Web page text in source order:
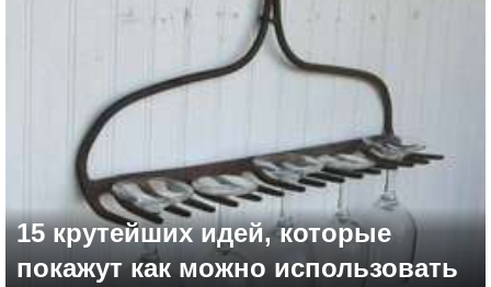
15 крутейших идей, которые
покажут как можно использовать